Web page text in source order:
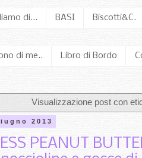
di... BASI Biscotti&C.
di me.. Libro di Bordo
Visualizzazione post con
2013
PEANUT